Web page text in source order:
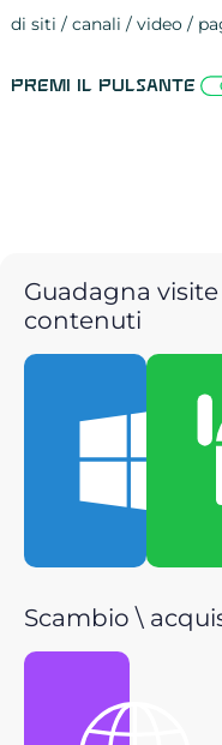
di siti / canali / video /
Premi il pulsante
Guadagna
contenuti
Scambio \